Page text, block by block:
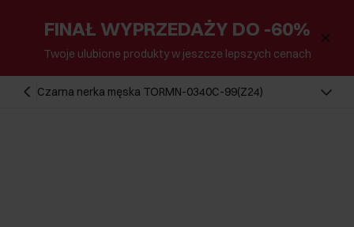
FINAŁ WYPRZEDAŻY DO -60%
Twoje ulubione produkty w jeszcze lepszych cenach
Czarna nerka męska TORMN-0340C-99(Z24)